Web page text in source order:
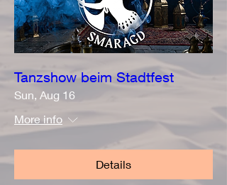
Tanzshow beim Stadtfest
Sun, Aug 16
More info
Details